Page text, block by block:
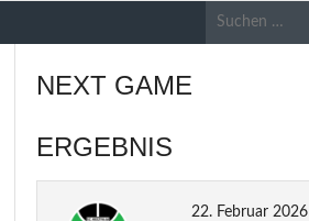
NEXT GAME
ERGEBNIS
22. Februar 2026